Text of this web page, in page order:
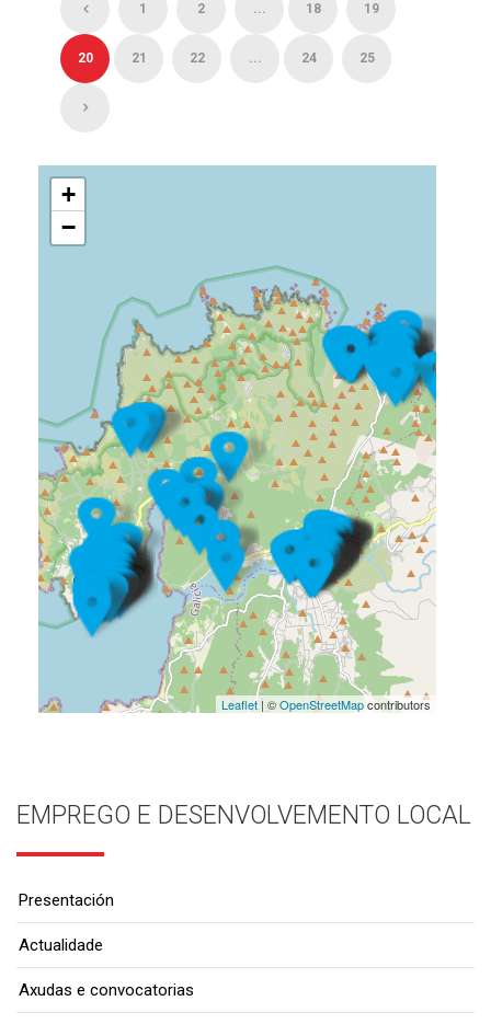
1 2 ... 18 19
20 21 22 ... 24 25
+
−
Leaflet| ©OpenStreetMapcontributors
EMPREGO E DESENVOLVEMENTO LOCAL
Presentación
Actualidade
Axudas e convocatorias